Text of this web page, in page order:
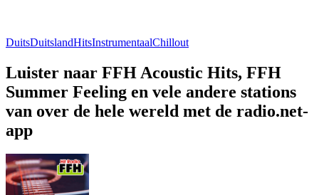
DuitsDuitslandHitsInstrumentaalChillout
Luister naar FFH Acoustic Hits, FFH
Summer Feeling en vele andere stations
van over de hele wereld met de radio.net-
app